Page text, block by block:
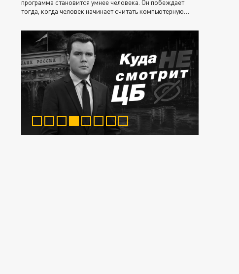
программа становится умнее человека. Он побеждает
тогда, когда человек начинает считать компьютерную